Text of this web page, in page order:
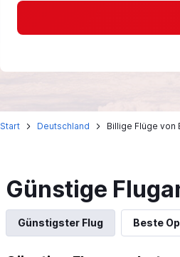
Start Deutschland Billige Flüge von
Günstige
Günstigster Flug Beste